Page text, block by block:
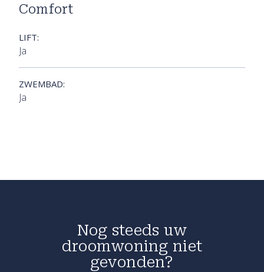
Comfort
LIFT:
Ja
ZWEMBAD:
Ja
Nog steeds uw
droomwoning niet
gevonden?